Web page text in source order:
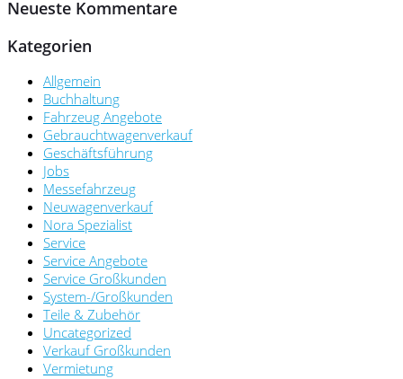
Neueste Kommentare
Kategorien
Allgemein
Buchhaltung
Fahrzeug Angebote
Gebrauchtwagenverkauf
Geschäftsführung
Jobs
Messefahrzeug
Neuwagenverkauf
Nora Spezialist
Service
Service Angebote
Service Großkunden
System-/Großkunden
Teile & Zubehör
Uncategorized
Verkauf Großkunden
Vermietung